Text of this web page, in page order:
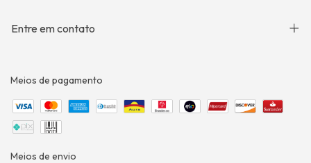
Entre em contato
Meios de pagamento
Meios de envio